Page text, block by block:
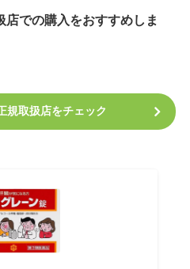
での購入をおすすめしま
規取扱店をチェック